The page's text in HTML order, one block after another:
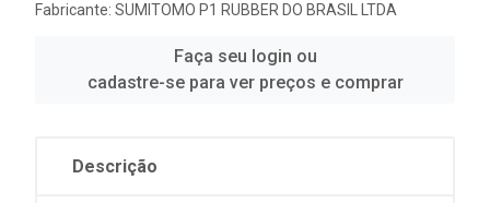
Fabricante: SUMITOMO P1 RUBBER DO BRASIL LTDA
Faça seu login ou
cadastre-se para ver preços e comprar
Descrição